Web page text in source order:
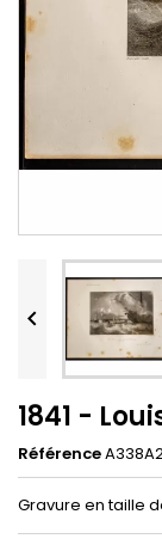

1841 -
Référence
Gravure en taille